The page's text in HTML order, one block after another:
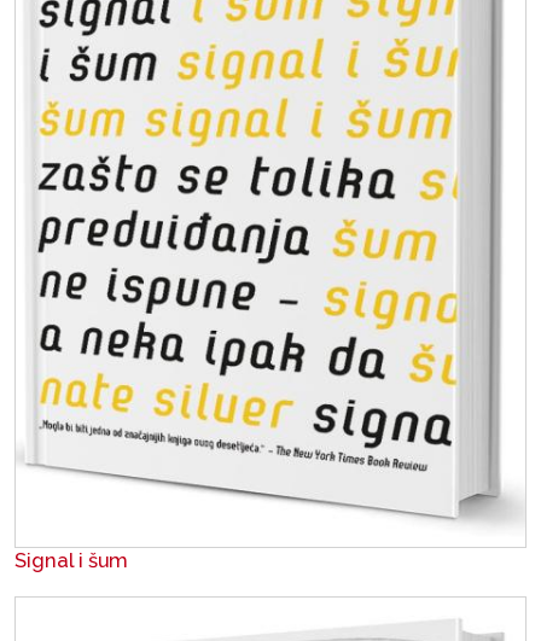
Signal i šum